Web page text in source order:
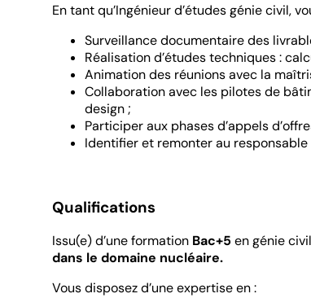
En tant qu’Ingénieur d’études génie civil,
Surveillance documentaire des
Réalisation d’études techniques :
Animation des réunions avec la
Collaboration avec les pilotes de
design ;
Participer aux phases d’appels
Identifier et remonter au
Qualifications
Issu(e) d’une formation Bac+5 en génie
dans le domaine nucléaire.
Vous disposez d’une expertise en :